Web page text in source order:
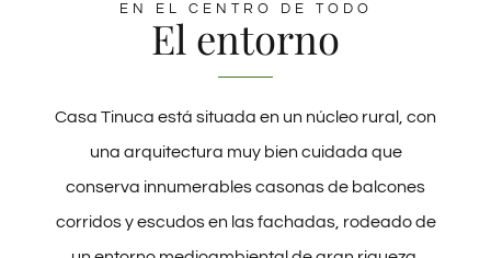
EN EL CENTRO DE TODO
El entorno
Casa Tinuca está situada en un núcleo rural, con
una arquitectura muy bien cuidada que
conserva innumerables casonas de balcones
corridos y escudos en las fachadas, rodeado de